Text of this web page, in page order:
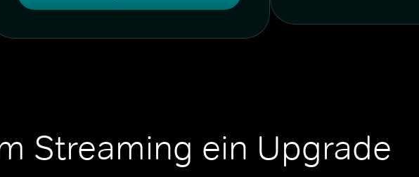
Streaming ein Upgrade